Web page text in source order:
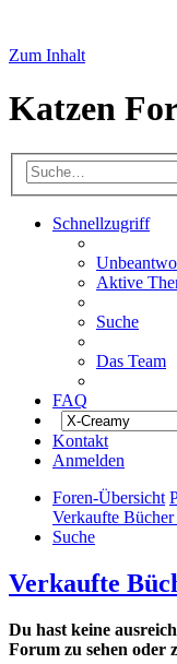
Zum Inhalt
Katzen
Schnellzugriff
Aktive
Suche
Das Team
FAQ
Kontakt
Anmelden
Foren-Übersicht
Verkaufte
Suche
Verkaufte
Du hast keine
Forum zu sehen oder